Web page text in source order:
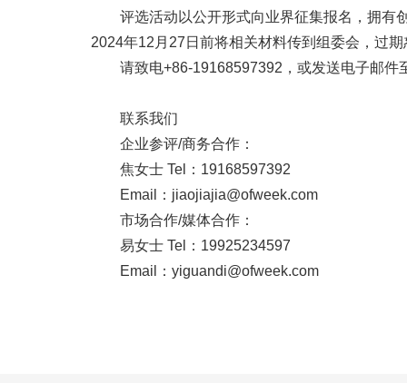
评选活动以公开形式向业界征集报名，拥有
2024年12月27日前将相关材料传到组委会，过
请致电+86-19168597392，或发送电子邮
联系我们
企业参评/商务合作：
焦女士 Tel：19168597392
Email：jiaojiajia@ofweek.com
市场合作/媒体合作：
易女士 Tel：19925234597
Email：yiguandi@ofweek.com